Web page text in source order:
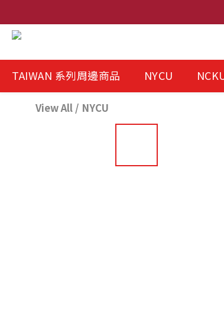
TAIWAN 系列周邊商品 NYCU
View All / NYCU